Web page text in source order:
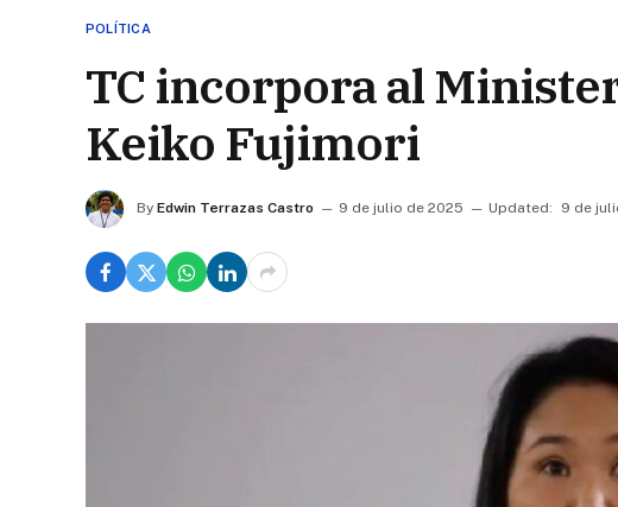
POLÍTICA
TC incorpora al
Keiko Fujimori
By Edwin Terrazas Castro 9 de julio de 2025 Updated: 9 de